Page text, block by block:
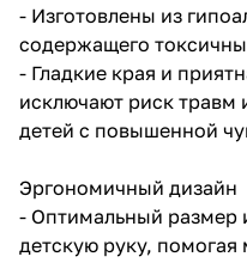
- Изготовлены из
содержащего
- Гладкие края и
исключают риск
детей с повышенной
Эргономичный дизайн
- Оптимальный размер
детскую руку,